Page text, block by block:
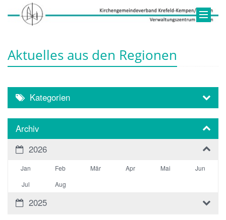
Aktuelles aus den Regionen
Kategorien
Archiv
2026
Jan Feb Mär Apr Mai
Jun
Jul
Aug
2025